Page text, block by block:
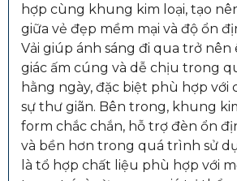
hợp cùng khung kim loại, tạo
giữa vẻ đẹp mềm mại và độ ổn
Vải giúp ánh sáng đi qua trở nên
giác ấm cúng và dễ chịu trong
hằng ngày, đặc biệt phù hợp với
sự thư giãn. Bên trong, khung
form chắc chắn, hỗ trợ đèn ổn
và bền hơn trong quá trình sử
là tổ hợp chất liệu phù hợp với